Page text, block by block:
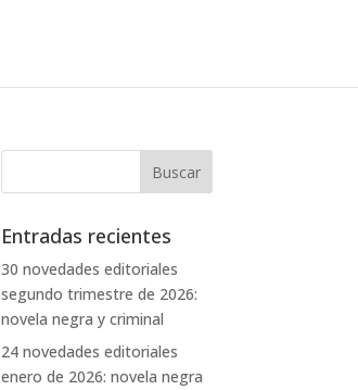
Entradas recientes
30 novedades editoriales
segundo trimestre de 2026:
novela negra y criminal
24 novedades editoriales
enero de 2026: novela negra